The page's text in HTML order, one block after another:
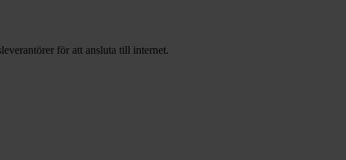
för att ansluta till internet.